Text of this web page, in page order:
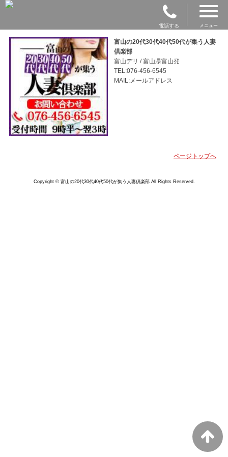
電話する メニュー
富山の20代30代40代50代が集う人妻
倶楽部
富山デリ / 富山県富山発
TEL:076-456-6545
MAIL:メールアドレス
ページトップへ
Copyright © 富山の20代30代40代50代が集う人妻倶楽部 All Rights Reserved.